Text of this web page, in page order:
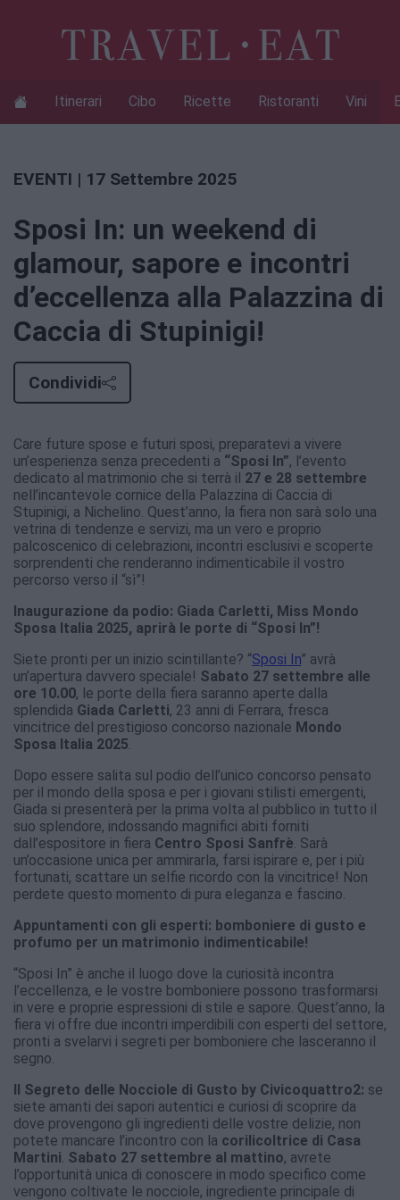
Itinerari Cibo Ricette Ristoranti Vini
EVENTI | 17 Settembre 2025
Sposi In: un weekend di
glamour, sapore e incontri
d’eccellenza alla Palazzina di
Caccia di Stupinigi!
Condividi
Care future spose e futuri sposi, preparatevi a vivere
un’esperienza senza precedenti a “Sposi In”, l’evento
dedicato al matrimonio che si terrà il 27 e 28 settembre
nell’incantevole cornice della Palazzina di Caccia di
Stupinigi, a Nichelino. Quest’anno, la fiera non sarà solo una
vetrina di tendenze e servizi, ma un vero e proprio
palcoscenico di celebrazioni, incontri esclusivi e scoperte
sorprendenti che renderanno indimenticabile il vostro
percorso verso il “sì”!
Inaugurazione da podio: Giada Carletti, Miss Mondo
Sposa Italia 2025, aprirà le porte di “Sposi In”!
Siete pronti per un inizio scintillante? “Sposi In” avrà
un’apertura davvero speciale! Sabato 27 settembre alle
ore 10.00, le porte della fiera saranno aperte dalla
splendida Giada Carletti, 23 anni di Ferrara, fresca
vincitrice del prestigioso concorso nazionale Mondo
Sposa Italia 2025.
Dopo essere salita sul podio dell’unico concorso pensato
per il mondo della sposa e per i giovani stilisti emergenti,
Giada si presenterà per la prima volta al pubblico in tutto il
suo splendore, indossando magnifici abiti forniti
dall’espositore in fiera Centro Sposi Sanfrè. Sarà
un’occasione unica per ammirarla, farsi ispirare e, per i più
fortunati, scattare un selfie ricordo con la vincitrice! Non
perdete questo momento di pura eleganza e fascino.
Appuntamenti con gli esperti: bomboniere di gusto e
profumo per un matrimonio indimenticabile!
“Sposi In” è anche il luogo dove la curiosità incontra
l’eccellenza, e le vostre bomboniere possono trasformarsi
in vere e proprie espressioni di stile e sapore. Quest’anno, la
fiera vi offre due incontri imperdibili con esperti del settore,
pronti a svelarvi i segreti per bomboniere che lasceranno il
segno.
Il Segreto delle Nocciole di Gusto by Civicoquattro2: se
siete amanti dei sapori autentici e curiosi di scoprire da
dove provengono gli ingredienti delle vostre delizie, non
potete mancare l’incontro con la corilicoltrice di Casa
Martini. Sabato 27 settembre al mattino, avrete
l’opportunità unica di conoscere in modo specifico come
vengono coltivate le nocciole, ingrediente principale di